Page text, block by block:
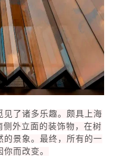
了诸多乐趣。颇具上海
侧外立面的装饰物，在树
的景象。最终，所有的一
而改变。